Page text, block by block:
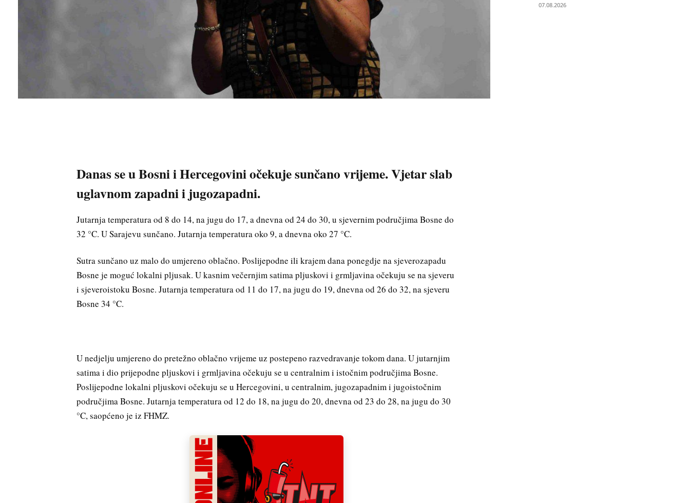
Danas se u Bosni i Hercegovini očekuje sunčano vrijeme. Vjetar slab
uglavnom zapadni i jugozapadni.
Jutarnja temperatura od 8 do 14, na jugu do 17, a dnevna od 24 do 30, u sjevernim područjima Bosne do
32 °C. U Sarajevu sunčano. Jutarnja temperatura oko 9, a dnevna oko 27 °C.
Sutra sunčano uz malo do umjereno oblačno. Poslijepodne ili krajem dana ponegdje na sjeverozapadu
Bosne je moguć lokalni pljusak. U kasnim večernjim satima pljuskovi i grmljavina očekuju se na sjeveru
i sjeveroistoku Bosne. Jutarnja temperatura od 11 do 17, na jugu do 19, dnevna od 26 do 32, na sjeveru
Bosne 34 °C.
U nedjelju umjereno do pretežno oblačno vrijeme uz postepeno razvedravanje tokom dana. U jutarnjim
satima i dio prijepodne pljuskovi i grmljavina očekuju se u centralnim i istočnim područjima Bosne.
Poslijepodne lokalni pljuskovi očekuju se u Hercegovini, u centralnim, jugozapadnim i jugoistočnim
područjima Bosne. Jutarnja temperatura od 12 do 18, na jugu do 20, dnevna od 23 do 28, na jugu do 30
°C, saopćeno je iz FHMZ.
07.08.2026